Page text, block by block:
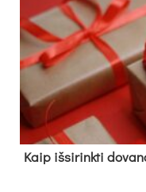
Kaip išsirinkti